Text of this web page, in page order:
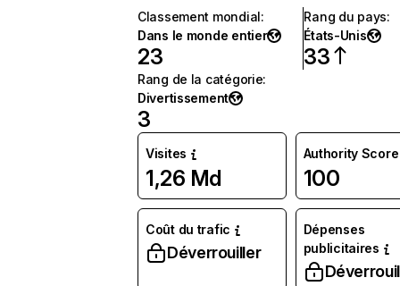
Classement mondial:
Dans le monde entier
23
Rang du pays:
États-Unis
33
Rang de la catégorie:
Divertissement
3
Visites
1,26 Md
Authority Score
100
Coût du trafic
Déverrouiller
Dépenses
publicitaires